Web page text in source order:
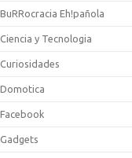
BuRRocracia Eh!pañola
Ciencia y Tecnologia
Curiosidades
Domotica
Facebook
Gadgets